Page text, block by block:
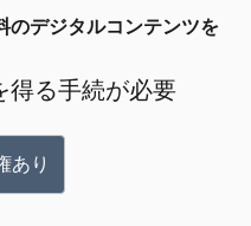
のデジタルコンテンツを
得る手続が必要
あり